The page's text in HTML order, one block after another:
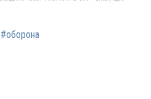
#оборона